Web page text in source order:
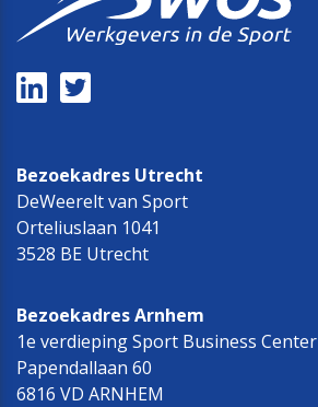
Bezoekadres Utrecht
DeWeerelt van Sport
Orteliuslaan 1041
3528 BE Utrecht
Bezoekadres Arnhem
1e verdieping Sport Business Center
Papendallaan 60
6816 VD ARNHEM